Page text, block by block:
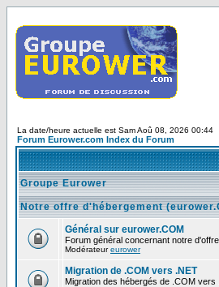
La date/heure actuelle est Sam Aoû 08, 2026 00:44
Forum Eurower.com Index du Forum
Groupe Eurower
Notre offre d'hébergement
Général sur eurower.COM
Forum général concernant notre
Modérateureurower
Migration de .COM vers .NET
Migration des hébergés de .COM vers